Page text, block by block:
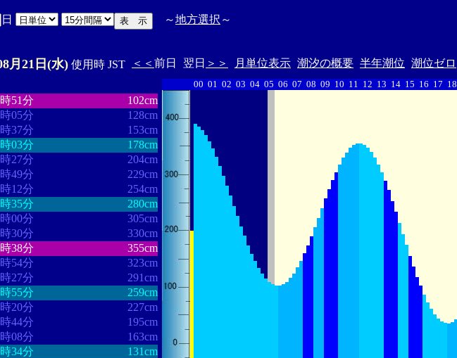
日 ～地方選択 ～
月21日(水) 使用時 JST ＜＜ 前日 翌日 ＞＞ 月単位表示 潮汐の概要 半年潮位 潮位ゼロ
51分
102cm
05分
128cm
37分
153cm
03分
178cm
27分
204cm
49分
229cm
12分
254cm
35分
280cm
00分
305cm
30分
330cm
38分
355cm
54分
323cm
27分
291cm
55分
259cm
20分
227cm
44分
195cm
08分
163cm
34分
131cm
00 01 02 03 04 05 06 07 08 09 10 11 12 13 14 15 16 17 18